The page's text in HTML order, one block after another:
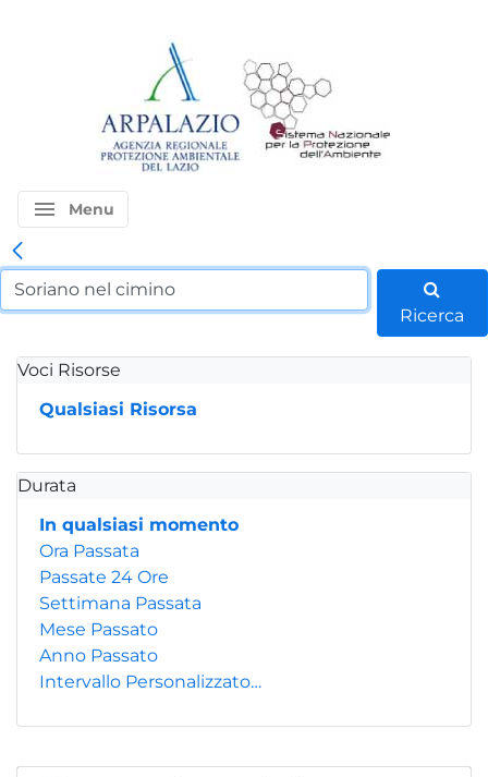
menu Menu
Ricerca
Voci Risorse
Qualsiasi Risorsa
Durata
In qualsiasi momento
Ora Passata
Passate 24 Ore
Settimana Passata
Mese Passato
Anno Passato
Intervallo Personalizzato…